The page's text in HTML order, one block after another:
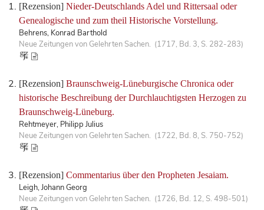
[Rezension] Nieder-Deutschlands Adel und Rittersaal oder
Genealogische und zum theil Historische Vorstellung.
Behrens, Konrad Barthold
Neue Zeitungen von Gelehrten Sachen. (1717, Bd. 3, S. 282-283)
[Rezension] Braunschweig-Lüneburgische Chronica oder
historische Beschreibung der Durchlauchtigsten Herzogen zu
Braunschweig-Lüneburg.
Rehtmeyer, Philipp Julius
Neue Zeitungen von Gelehrten Sachen. (1722, Bd. 8, S. 750-752)
[Rezension] Commentarius über den Propheten Jesaiam.
Leigh, Johann Georg
Neue Zeitungen von Gelehrten Sachen. (1726, Bd. 12, S. 498-501)